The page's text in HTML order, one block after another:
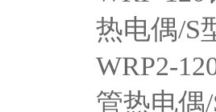
热电偶/S
WRP2-
管热电偶